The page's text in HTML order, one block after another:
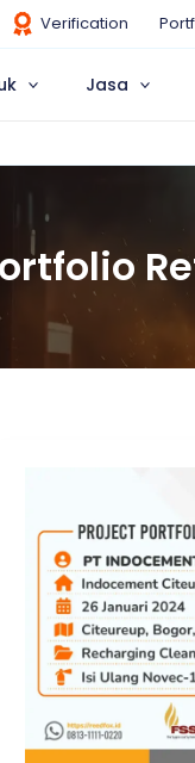
Verification
Jasa